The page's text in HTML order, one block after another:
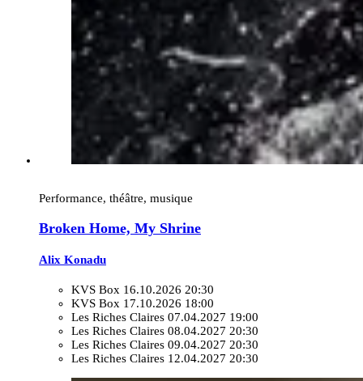
Performance, théâtre, musique
Broken Home, My Shrine
Alix Konadu
KVS Box 16.10.2026 20:30
KVS Box 17.10.2026 18:00
Les Riches Claires 07.04.2027 19:00
Les Riches Claires 08.04.2027 20:30
Les Riches Claires 09.04.2027 20:30
Les Riches Claires 12.04.2027 20:30